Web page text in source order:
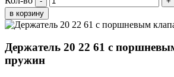
в корзину
Держатель 20 22 61 с
пружин